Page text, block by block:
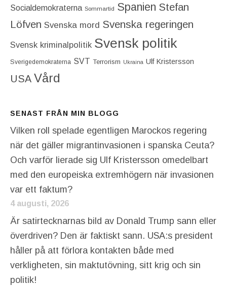
Socialdemokraterna Sommartid Spanien Stefan
Löfven Svenska mord Svenska regeringen
Svensk kriminalpolitik Svensk politik
Sverigedemokraterna SVT Terrorism Ukraina Ulf Kristersson
USA Vård
SENAST FRÅN MIN BLOGG
Vilken roll spelade egentligen Marockos regering
när det gäller migrantinvasionen i spanska Ceuta?
Och varför lierade sig Ulf Kristersson omedelbart
med den europeiska extremhögern när invasionen
var ett faktum?
4 augusti, 2026
Är satirtecknarnas bild av Donald Trump sann eller
överdriven? Den är faktiskt sann. USA:s president
håller på att förlora kontakten både med
verkligheten, sin maktutövning, sitt krig och sin
politik!